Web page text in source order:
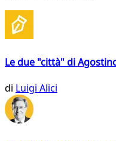
Le due "città" di
di Luigi Alici